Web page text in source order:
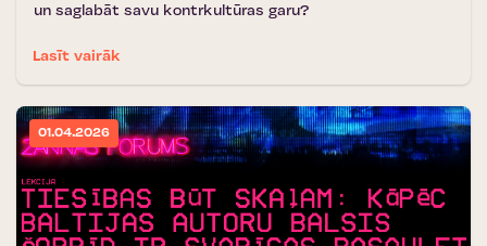
un saglabāt savu kontrkultūras garu?
Lasīt vairāk
01.04.2026